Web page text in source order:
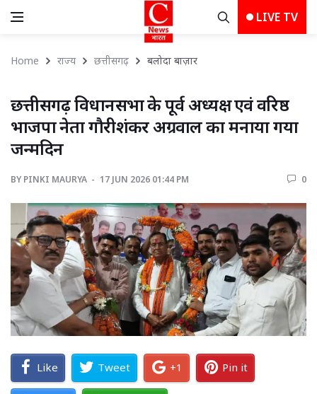
LIVE TV
Home राज्य छत्तीसगढ़ बलोदा बाज़ार
छत्तीसगढ़ विधानसभा के पूर्व अध्यक्ष एवं वरिष्ठ
भाजपा नेता गौरीशंकर अग्रवाल का मनाया गया
जन्मदिन
BY PINKI MAURYA 17 JUN 2026 01:44 PM 0
Like Tweet +1 Pin it